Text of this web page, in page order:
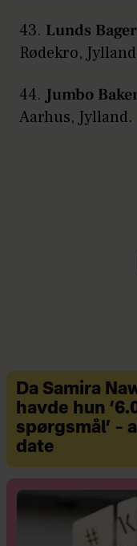
43. Lunds
Rødekro,
44. Jumbo
Aarhus, Jylland.
Da Samira
havde hun
spørgsmål’ –
date